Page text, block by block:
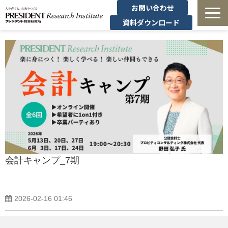
お問い合わせ
資料ダウンロード
法人研修
有料講座
無料セミナー
導入事例・コラム
経営者の学び
会計キャンプ_7期
2026-02-16 01:46